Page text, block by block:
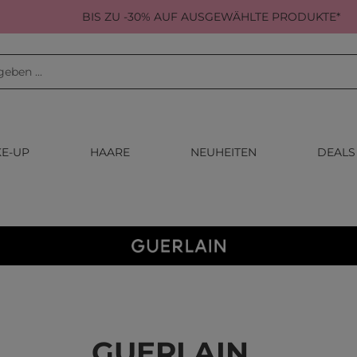
BIS ZU -30% AUF AUSGEWÄHLTE PRODUKTE*
UP HAARE NEUHEITEN DEALS